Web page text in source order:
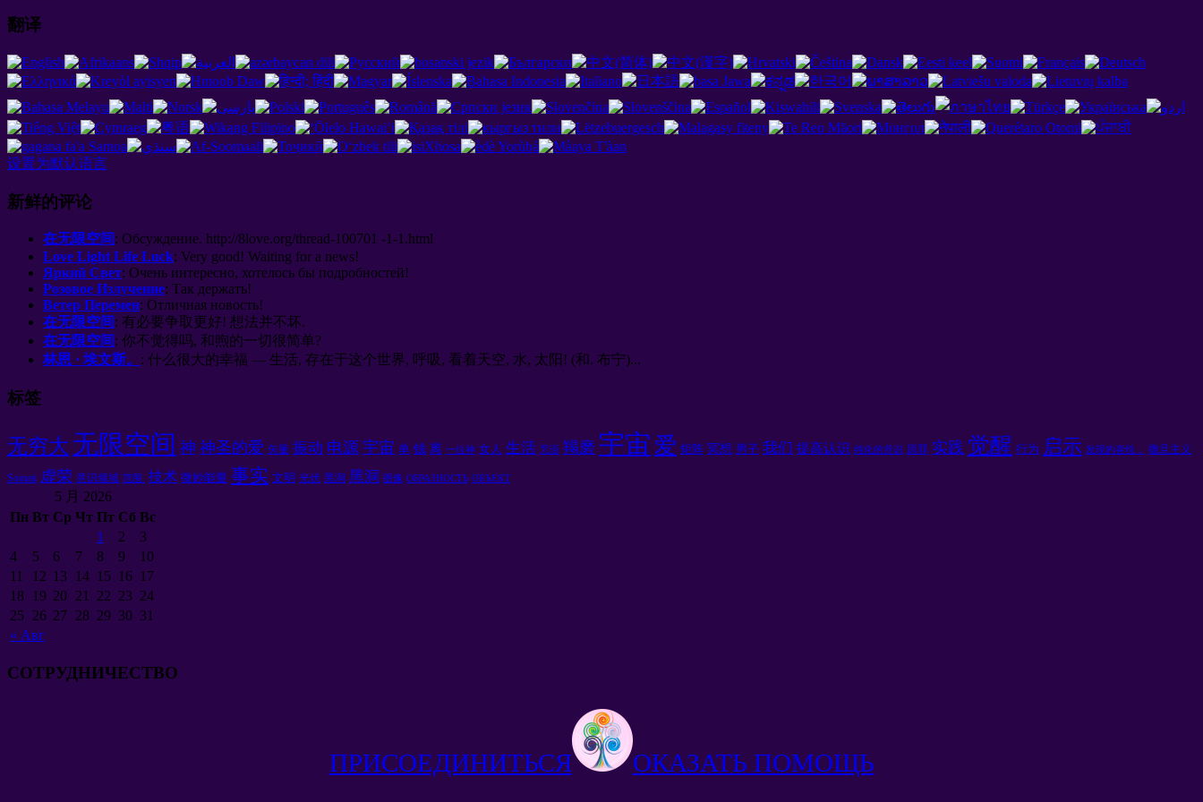
翻译
设置为默认语言
新鲜的评论
在无限空间: Обсуждение. http://8love.org/thread-100701 -1-1.html
Love Light Life Luck: Very good! Waiting for a news!
Яркий Свет: Очень интересно, хотелось бы подробностей!
Розовое Излучение: Так держать!
Ветер Перемен: Отличная новость!
在无限空间: 有必要争取更好! 想法并不坏.
在无限空间: 你不觉得吗, 和煦的一切很简单?
林恩 · 埃文斯。 : 什么很大的幸福 — 生活, 存在于这个世界, 呼吸, 看着天空, 水, 太阳! (和. 布宁)...
标签
无穷大 无限空间 神 神圣的爱 矢量 振动 电源 宇宙 单 钱 离 一位神 女人 生活 咒语 羯磨 宇宙 爱 矩阵 冥想 男子 我们 提高认识 纯化的意识 原罪 实践 觉醒 行为 启示 发现的喜悦， 撒旦主义
Somati 虚荣 意识领域 范围. 技术 微妙能量 事实 文明 光伏 黑洞 黑洞 图像 ОБРАЗНОСТЬ ОБЪЕКТ
5 月 2026
Пн Вт Ср Чт Пт Сб Вс
« Авг
1 2
3
4
5 6 7 8 9
10
11
12 13 14 15 16 17
18
19 20 21 22 23 24
25 26 27 28 29 30 31
СОТРУДНИЧЕСТВО
ПРИСОЕДИНИТЬСЯ ОКАЗАТЬ ПОМОЩЬ